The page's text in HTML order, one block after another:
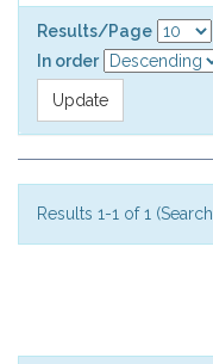
Results/Page
In order
Results 1-1 of 1